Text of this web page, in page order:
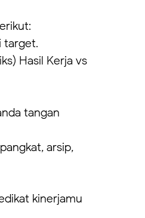
target.
Hasil Kerja vs
tangan
arsip,
kinerjamu